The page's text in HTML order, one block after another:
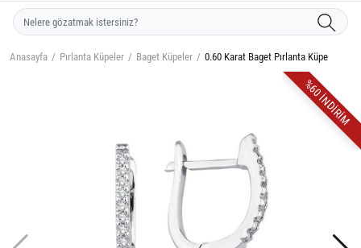
Anasayfa Pırlanta Küpeler Baget Küpeler 0.60 Karat Baget Pırlanta Küpe
%60 İNDİRİM